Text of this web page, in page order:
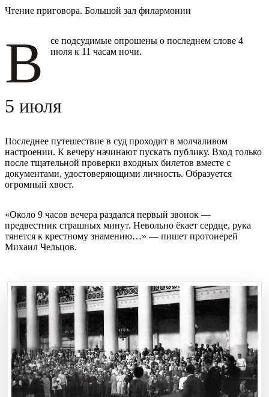
Чтение приговора. Большой зал филармонии
В
се подсудимые опрошены о последнем слове 4
июля к 11 часам ночи.
5 июля
Последнее путешествие в суд проходит в молчаливом
настроении. К вечеру начинают пускать публику. Вход только
после тщательной проверки входных билетов вместе с
документами, удостоверяющими личность. Образуется
огромный хвост.
«Около 9 часов вечера раздался первый звонок —
предвестник страшных минут. Невольно ёкает сердце, рука
тянется к крестному знамению…» — пишет протоиерей
Михаил Чельцов.